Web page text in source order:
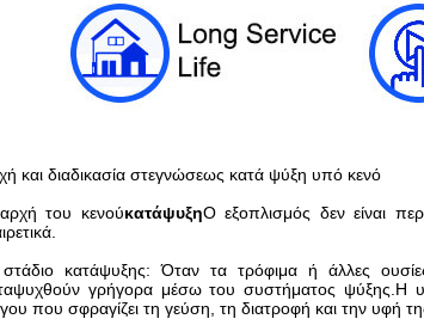
και διαδικασία στεγνώσεως κατά ψύξη υπό κενό
του κενούκατάψυξηΟ εξοπλισμός δεν είναι
κατάψυξης: Όταν τα τρόφιμα ή άλλες
γρήγορα μέσω του συστήματος ψύξης.Η
που σφραγίζει τη γεύση, τη διατροφή και την υφή